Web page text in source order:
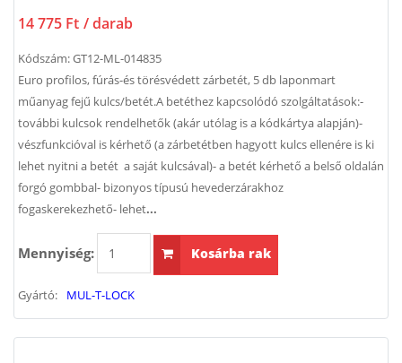
14 775 Ft / darab
Kódszám:GT12-ML-014835
Euro profilos, fúrás-és törésvédett zárbetét, 5 db laponmart
műanyag fejű kulcs/betét.A betéthez kapcsolódó szolgáltatások:-
további kulcsok rendelhetők (akár utólag is a kódkártya alapján)-
vészfunkcióval is kérhető (a zárbetétben hagyott kulcs ellenére is ki
lehet nyitni a betét a saját kulcsával)- a betét kérhető a belső oldalán
forgó gombbal- bizonyos típusú hevederzárakhoz
fogaskerekezhető- lehet...
Mennyiség: Kosárba rak
Gyártó: MUL-T-LOCK